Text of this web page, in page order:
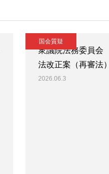
国会質疑
衆議院法務委員
法改正案（再審法
2026.06.3